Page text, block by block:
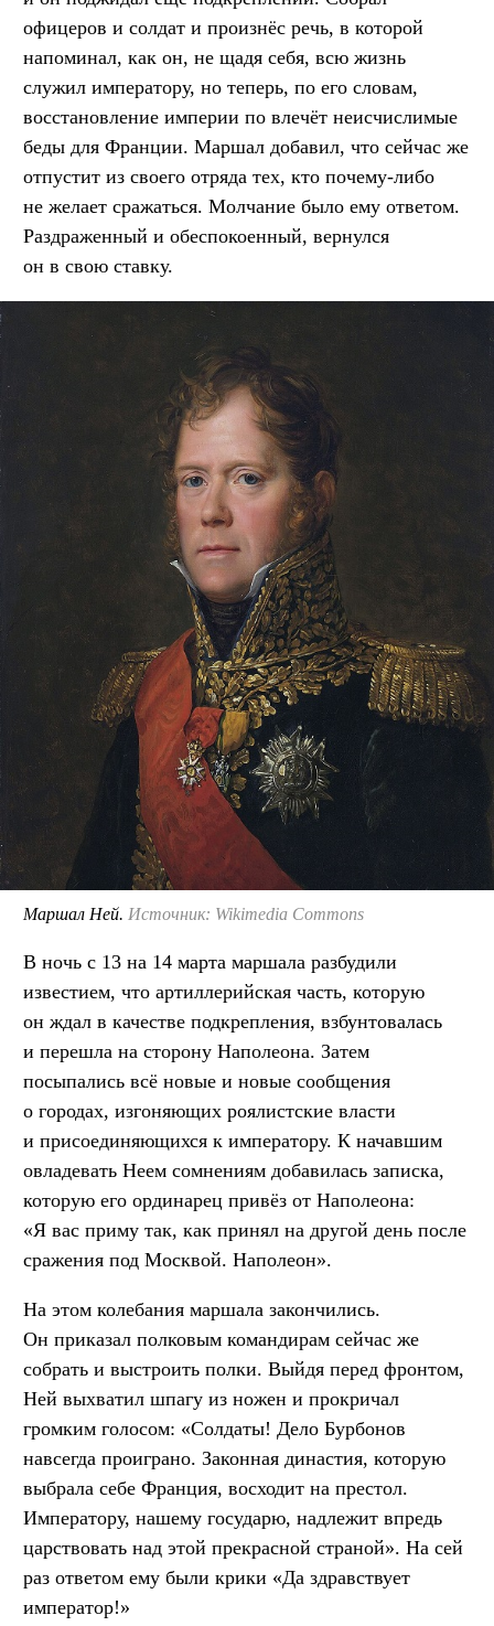
офицеров и солдат и произнёс речь, в которой
напоминал, как он, не щадя себя, всю жизнь
служил императору, но теперь, по его словам,
восстановление империи по влечёт неисчислимые
беды для Франции. Маршал добавил, что сейчас же
отпустит из своего отряда тех, кто почему-либо
не желает сражаться. Молчание было ему ответом.
Раздраженный и обеспокоенный, вернулся
он в свою ставку.
Маршал Ней. Источник: Wikimedia Commons
В ночь с 13 на 14 марта маршала разбудили
известием, что артиллерийская часть, которую
он ждал в качестве подкрепления, взбунтовалась
и перешла на сторону Наполеона. Затем
посыпались всё новые и новые сообщения
о городах, изгоняющих роялистские власти
и присоединяющихся к императору. К начавшим
овладевать Неем сомнениям добавилась записка,
которую его ординарец привёз от Наполеона:
«Я вас приму так, как принял на другой день после
сражения под Москвой. Наполеон».
На этом колебания маршала закончились.
Он приказал полковым командирам сейчас же
собрать и выстроить полки. Выйдя перед фронтом,
Ней выхватил шпагу из ножен и прокричал
громким голосом: «Солдаты! Дело Бурбонов
навсегда проиграно. Законная династия, которую
выбрала себе Франция, восходит на престол.
Императору, нашему государю, надлежит впредь
царствовать над этой прекрасной страной». На сей
раз ответом ему были крики «Да здравствует
император!»